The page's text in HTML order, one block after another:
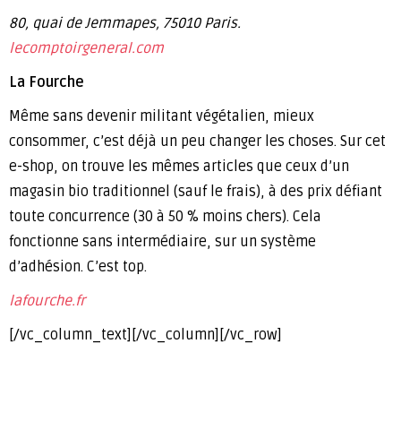
80, quai de Jemmapes, 75010 Paris.
lecomptoirgeneral.com
La Fourche
Même sans devenir militant végétalien, mieux
consommer, c’est déjà un peu changer les choses. Sur cet
e-shop, on trouve les mêmes articles que ceux d’un
magasin bio traditionnel (sauf le frais), à des prix défiant
toute concurrence (30 à 50 % moins chers). Cela
fonctionne sans intermédiaire, sur un système
d’adhésion. C’est top.
lafourche.fr
[/vc_column_text][/vc_column][/vc_row]